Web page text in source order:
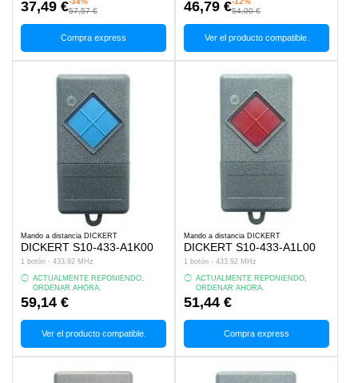
37,49 €57,57 €
Compra express
46,79 €54,00 €
Ver el producto compatible.
Mando a distancia DICKERT
DICKERT S10-433-A1K00
1 botón - 433.92 MHz
ACTUALMENTE REPONIENDO,
ORDENAR AHORA.
59,14 €
Ver el producto compatible.
Mando a distancia DICKERT
DICKERT S10-433-A1L00
1 botón - 433.92 MHz
ACTUALMENTE REPONIENDO,
ORDENAR AHORA.
51,44 €
Compra express